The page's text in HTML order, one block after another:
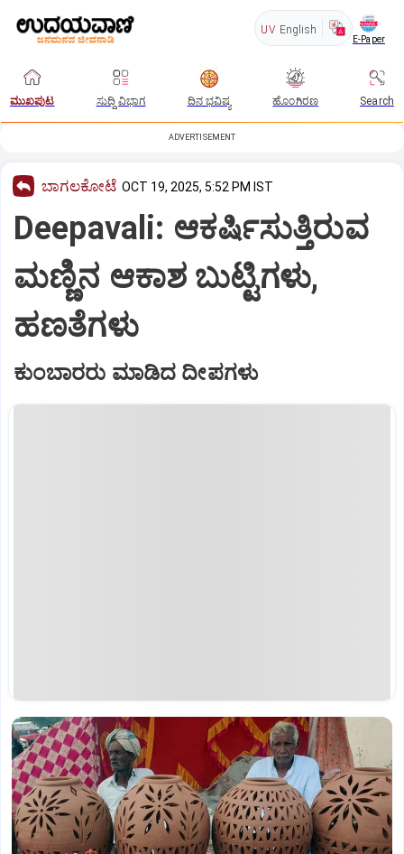
UV English
E-Paper
ಮುಖಪುಟ ಸುದ್ದಿ ವಿಭಾಗ ದಿನ ಭವಿಷ್ಯ ಹೊಂಗಿರಣ Search
ADVERTISEMENT
ಬಾಗಲಕೋಟೆ OCT 19, 2025, 5:52 PM IST
Deepavali: ಆಕರ್ಷಿಸುತ್ತಿರುವ
ಮಣ್ಣಿನ ಆಕಾಶ ಬುಟ್ಟಿಗಳು,
ಹಣತೆಗಳು
ಕುಂಬಾರರು ಮಾಡಿದ ದೀಪಗಳು